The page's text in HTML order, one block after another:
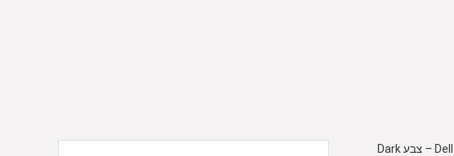
מחשב מותג שולחני ‎Dell Alienware Aurora R15 AL-RD33-14137 – צבע Dark